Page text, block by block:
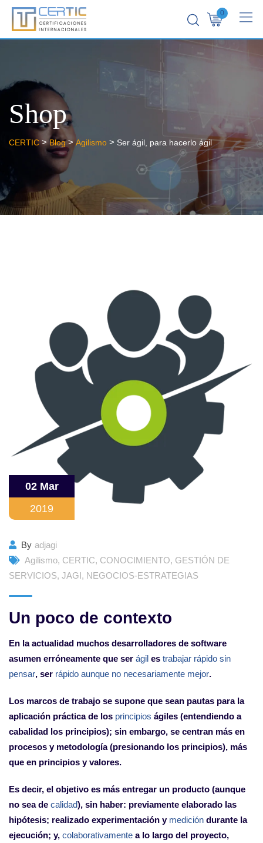
0
Shop
CERTIC>Blog> Agilismo > Ser ágil, para hacerlo ágil
02 Mar
2019
By adjagi
Agilismo, CERTIC, CONOCIMIENTO, GESTIÓN DE
SERVICIOS, JAGI, NEGOCIOS-ESTRATEGIAS
Un poco de contexto
En la actualidad muchos desarrolladores de software
asumen erróneamente que ser ágil es trabajar rápido sin
pensar, ser rápido aunque no necesariamente mejor.
Los marcos de trabajo se supone que sean pautas para la
aplicación práctica de los principios ágiles (entendiendo a
cabalidad los principios); sin embargo, se centran más en
procesos y metodología (presionando los principios), más
que en principios y valores.
Es decir, el objetivo es más entregar un producto (aunque
no sea de calidad), sin haber: previamente elaborado las
hipótesis; realizado experimentación y medición durante la
ejecución; y, colaborativamente a lo largo del proyecto,